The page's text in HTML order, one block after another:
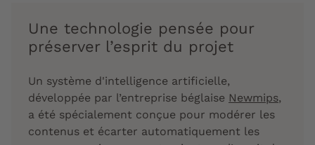
Une technologie pensée pour
préserver l’esprit du projet
Un système d'intelligence artificielle,
développée par l’entreprise béglaise Newmips,
a été spécialement conçue pour modérer les
contenus et écarter automatiquement les